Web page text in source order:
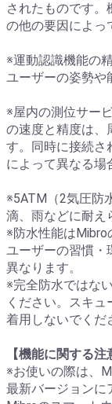
されたものです
の他の要因によっ
※運動認識機能の
ユーザーの姿勢や
※屋内の測位サー
の速度と精度は、
す。同時に接続さ
によって異なる場
※5ATM（2気圧防
滴、雨などに耐え
※防水性能はMibro
ユーザーの習慣・
異なります。
※完全防水ではな
ください。スキ
着用しないでくだ
【機能に関する注
※お使いの際は、
最新バージョンに